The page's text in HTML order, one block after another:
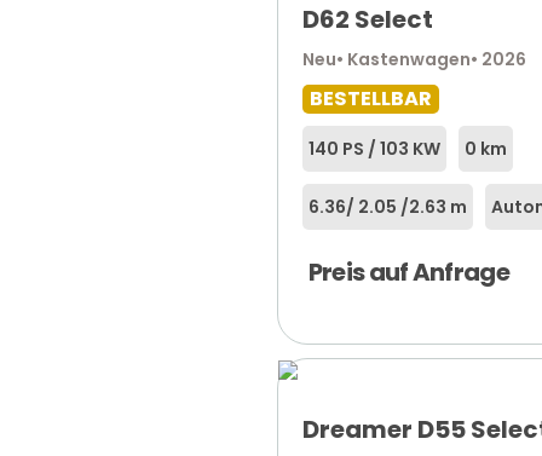
D62 Select
Neu• Kastenwagen• 2026
BESTELLBAR
140 PS / 103 KW 0 km
6.36/ 2.05 /2.63 m
Preis auf Anfrage
Dreamer D55